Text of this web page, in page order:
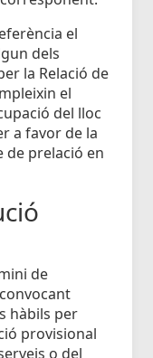
el
dels
la Relació de
el
del lloc
a favor de la
prelació en
de
hàbils per
provisional
o del